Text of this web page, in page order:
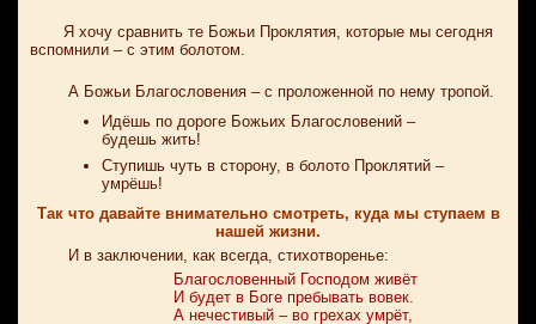
Я хочу сравнить те Божьи Проклятия, которые мы сегодня
вспомнили – с этим болотом.
А Божьи Благословения – с проложенной по нему тропой.
Идёшь по дороге Божьих Благословений –
будешь жить!
Ступишь чуть в сторону, в болото Проклятий –
умрёшь!
Так что давайте внимательно смотреть, куда мы ступаем в
нашей жизни.
И в заключении, как всегда, стихотворенье:
Благословенный Господом живёт
И будет в Боге пребывать вовек.
А нечестивый – во грехах умрёт,